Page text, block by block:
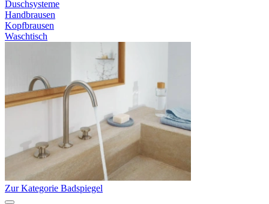
Duschsysteme
Handbrausen
Kopfbrausen
Waschtisch
Zur Kategorie Badspiegel